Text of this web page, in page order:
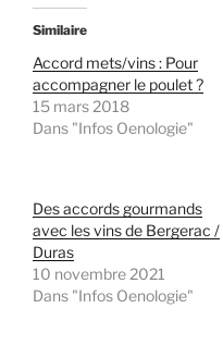
Similaire
Accord mets/vins : Pour
accompagner le poulet ?
15 mars 2018
Dans "Infos Oenologie"
Des accords gourmands
avec les vins de Bergerac /
Duras
10 novembre 2021
Dans "Infos Oenologie"